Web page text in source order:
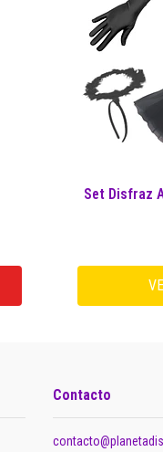
Set Disfraz
Contacto